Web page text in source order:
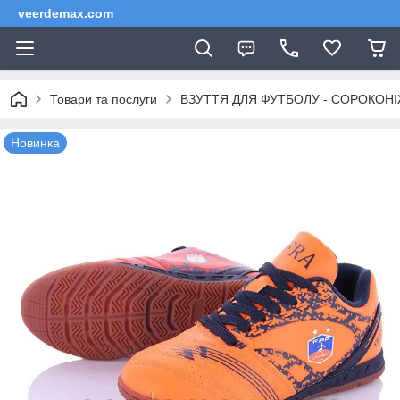
veerdemax.com
Товари та послуги ВЗУТТЯ ДЛЯ ФУТБОЛУ -
Новинка